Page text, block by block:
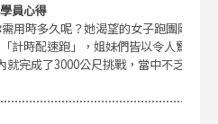
員心得
用時多久呢？她渴望的女子跑團剛
計時配速跑」，姐妹們皆以令人驚
完成了3000公尺挑戰，當中不乏